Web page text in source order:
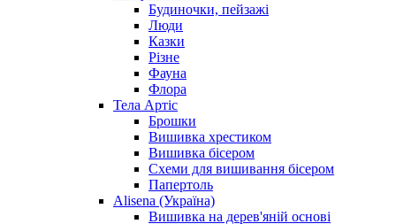
Будиночки, пейзажі
Люди
Казки
Різне
Фауна
Флора
Тела Артіс
Брошки
Вишивка хрестиком
Вишивка бісером
Схеми для вишивання бісером
Папертоль
Alisena (Україна)
Вишивка на дерев'яній основі